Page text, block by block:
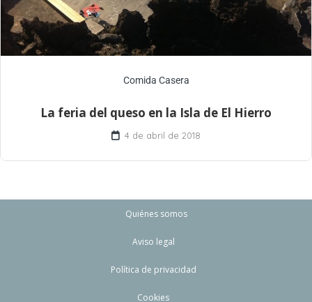
Comida Casera
La feria del queso en la Isla de El Hierro
4 de abril de 2018
Quiénes somos
Aviso legal
Política de privacidad
Cookies